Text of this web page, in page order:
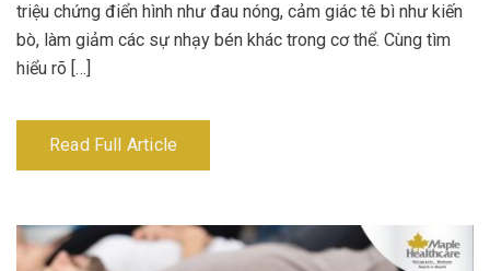
triệu chứng điển hình như đau nóng, cảm giác tê bì như kiến
bò, làm giảm các sự nhạy bén khác trong cơ thể. Cùng tìm
hiểu rõ […]
Read Full Article